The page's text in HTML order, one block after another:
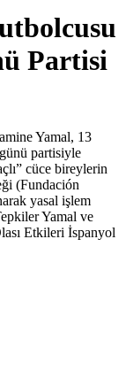
Partisi
Yamal, 13
partisiyle
cüce bireylerin
(Fundación
yasal işlem
Yamal ve
Etkileri İspanyol